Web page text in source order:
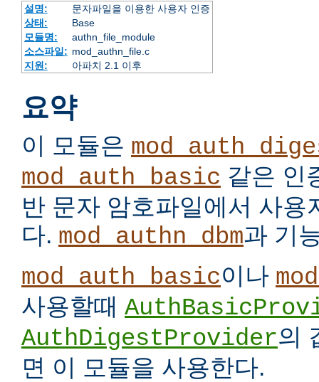
설명:
문자파일을 이용한 사용자 인증
상태:
Base
모듈명:
authn_file_module
소스파일: mod_authn_file.c
지원:
아파치 2.1 이후
요약
이 모듈은
mod_auth_basic 같은 인
반 문자 암호파일에서 사용
다. mod_authn_dbm과 기
mod_auth_basic이나
사용할때
AuthDigestProvider의
면 이 모듈을 사용한다.